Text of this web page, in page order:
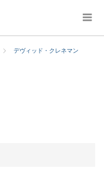
デヴィッド・クレネマン